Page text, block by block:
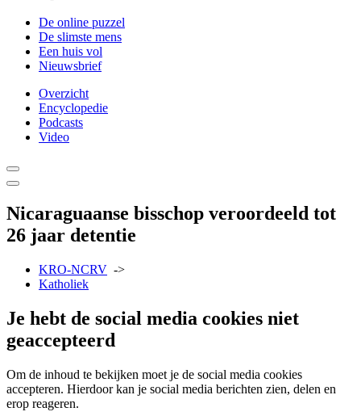
De online puzzel
De slimste mens
Een huis vol
Nieuwsbrief
Overzicht
Encyclopedie
Podcasts
Video
Nicaraguaanse bisschop veroordeeld tot
26 jaar detentie
KRO-NCRV ->
Katholiek
Je hebt de social media cookies niet
geaccepteerd
Om de inhoud te bekijken moet je de social media cookies
accepteren. Hierdoor kan je social media berichten zien, delen en
erop reageren.